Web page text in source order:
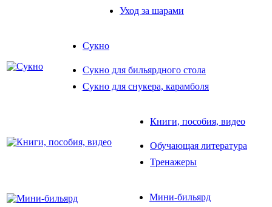
Уход за шарами
Сукно
Сукно для бильярдного стола
Сукно для снукера, карамболя
Книги, пособия, видео
Обучающая литература
Тренажеры
Мини-бильярд